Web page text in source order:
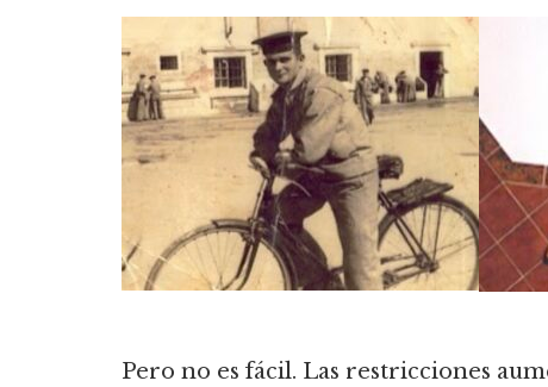
Pero no es fácil. Las restricciones